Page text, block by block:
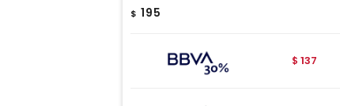
$ 195
$ 137